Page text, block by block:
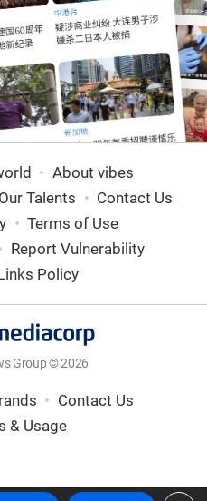
About vibes
Our Talents
Contact Us
Terms of Use
Report Vulnerability
Policy
Group © 2026
Contact Us
& Usage